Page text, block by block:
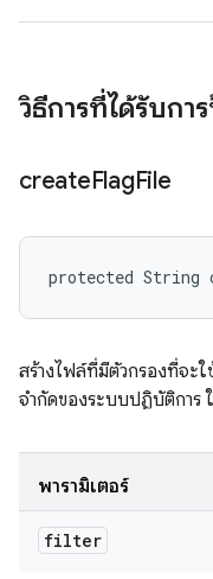
วิธีการที่ได้รับกา
createFlagFile
protected
สร้างไฟล์ที่มีตัวกรองที่จ
จำกัดของระบบปฏิบัติการ
พารามิเตอร์
filter